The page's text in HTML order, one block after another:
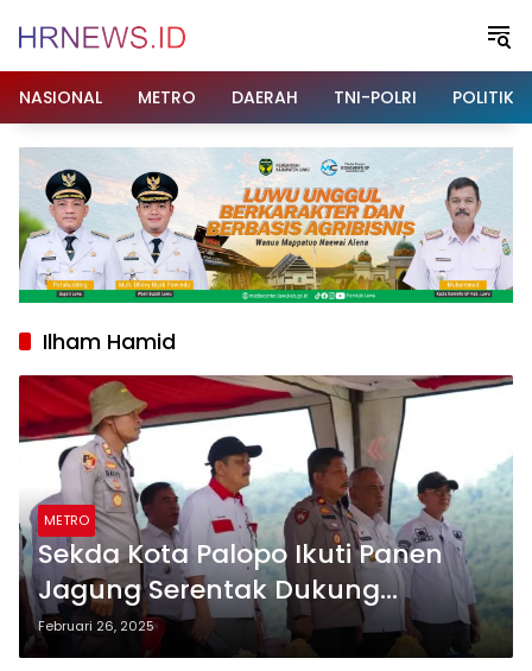
NASIONAL
METRO DAERAH TNI-POLRI POLITIK
Ilham Hamid
METRO
Sekda Kota Palopo Ikuti Panen
Jagung Serentak Dukung
Ketahanan Pangan
Februari 26, 2025